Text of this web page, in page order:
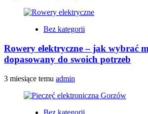
Bez kategorii
Rowery elektryczne – jak wybrać
dopasowany do swoich potrzeb
3 miesiące temu admin
Bez kategorii